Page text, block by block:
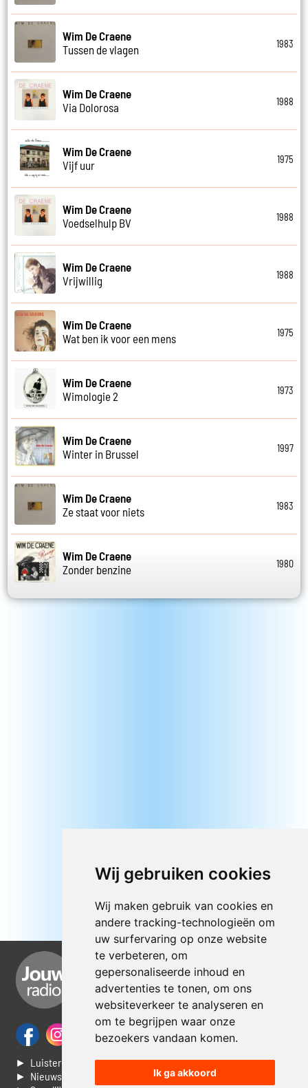
Wij gebruiken cookies
Wij maken gebruik van cookies en
andere tracking-technologieën om
uw surfervaring op onze website
te verbeteren, om
gepersonaliseerde inhoud en
advertenties te tonen, om ons
websiteverkeer te analyseren en
om te begrijpen waar onze
bezoekers vandaan komen.
Ik ga akkoord
Wim De Craene
Tussen de vlagen
1983
Wim De Craene
Via Dolorosa
1988
Wim De Craene
Vijf uur
1975
Wim De Craene
Voedselhulp BV
1988
Wim De Craene
Vrijwillig
1988
Wim De Craene
Wat ben ik voor een mens
1975
Wim De Craene
Wimologie 2
1973
Wim De Craene
Winter in Brussel
1997
Wim De Craene
Ze staat voor niets
1983
Wim De Craene
Zonder benzine
1980
► Luisteren naar Jouwradio
► Nieuws